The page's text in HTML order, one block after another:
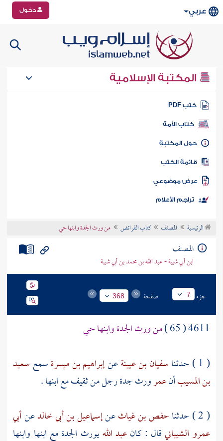
عربي دخول
المكتبة الإسلامية
كتب PDF
كتاب الأمة
المكتبة
الكتب
موضوعي
تراجم الأعلام
الرئيسية المصنف كتاب الفرائض من ورث الجدة وابنها حي
المصنف
ابن أبي شيبة - عبد الله بن محمد بن أبي شيبة
جزء 7 صفحة 368
4611 ( 65 )
من ورث الجدة وابنها حي
( 1 ) حدثنا
سفيان بن عيينةعنإبراهيم بن ميسرةسمع سعيد
بن المسيبأنعمرورث جدة رجل منثقيفمع ابنها .
( 2 ) حدثنا
حفص بن غياثعنإسماعيل بن أبي خالدعنأبي
عمرو الشيبانيقال : كانعبد اللهيورث الجدة مع ابنها وابنها